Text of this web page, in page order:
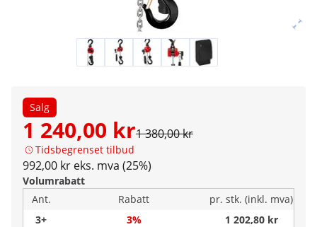
Salg
1 240,00 kr1 380,00 kr
Tidsbegrenset tilbud
992,00 kr eks. mva (25%)
Volumrabatt
Ant.
Rabatt
pr. stk. (inkl. mva)
3+
3%
1 202,80 kr